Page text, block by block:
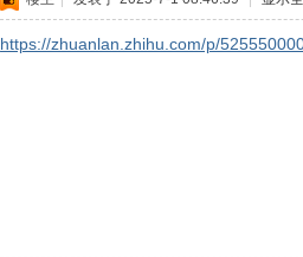
https://zhuanlan.zhihu.com/p/